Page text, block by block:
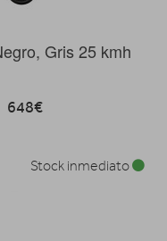
Gris 25 kmh
648€
Stock inmediato